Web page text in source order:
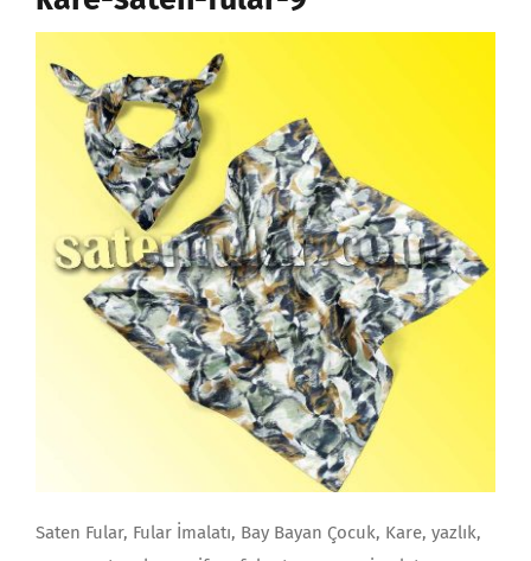
Saten Fular, Fular İmalatı, Bay Bayan Çocuk, Kare, yazlık,